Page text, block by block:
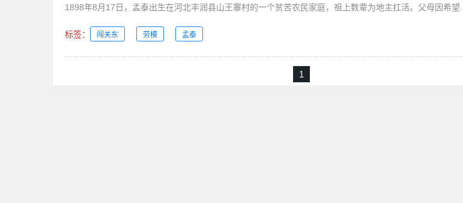
1898年8月17日，孟泰出生在河北丰润县山王寨村的一个贫苦农民家庭，祖上数辈为地主扛活。父母因希望...
标签： 闯关东 劳模 孟泰
1